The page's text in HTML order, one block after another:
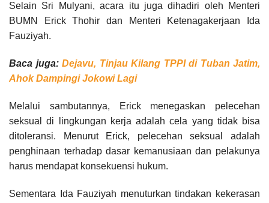
Selain Sri Mulyani, acara itu juga dihadiri oleh Menteri
BUMN Erick Thohir dan Menteri Ketenagakerjaan Ida
Fauziyah.
Baca juga: Dejavu, Tinjau Kilang TPPI di Tuban Jatim,
Ahok Dampingi Jokowi Lagi
Melalui sambutannya, Erick menegaskan pelecehan
seksual di lingkungan kerja adalah cela yang tidak bisa
ditoleransi. Menurut Erick, pelecehan seksual adalah
penghinaan terhadap dasar kemanusiaan dan pelakunya
harus mendapat konsekuensi hukum.
Sementara Ida Fauziyah menuturkan tindakan kekerasan